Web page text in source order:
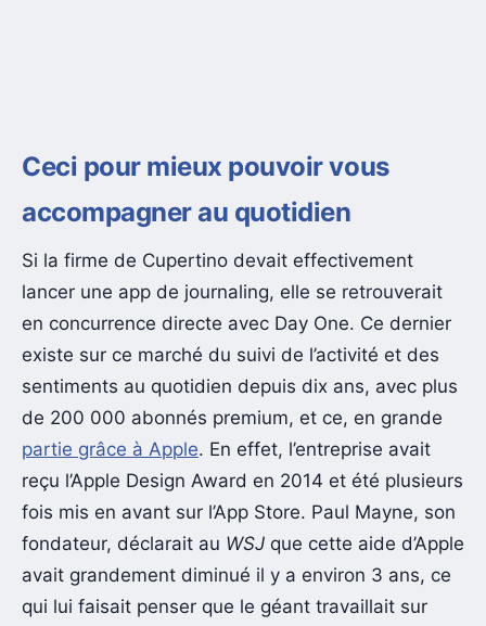
Ceci pour mieux pouvoir vous
accompagner au quotidien
Si la firme de Cupertino devait effectivement
lancer une app de journaling, elle se retrouverait
en concurrence directe avec Day One. Ce dernier
existe sur ce marché du suivi de l’activité et des
sentiments au quotidien depuis dix ans, avec plus
de 200 000 abonnés premium, et ce, en grande
partie grâce à Apple. En effet, l’entreprise avait
reçu l’Apple Design Award en 2014 et été plusieurs
fois mis en avant sur l’App Store. Paul Mayne, son
fondateur, déclarait au WSJ que cette aide d’Apple
avait grandement diminué il y a environ 3 ans, ce
qui lui faisait penser que le géant travaillait sur